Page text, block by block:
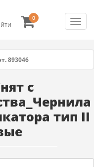
0
893046
с
тип II